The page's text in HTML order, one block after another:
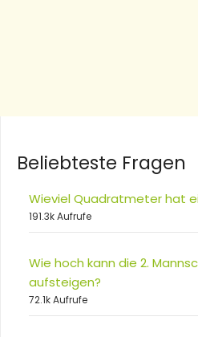
Beliebteste Fragen
Wieviel Quadratmeter hat
191.3k Aufrufe
Wie hoch kann die 2.
aufsteigen?
72.1k Aufrufe